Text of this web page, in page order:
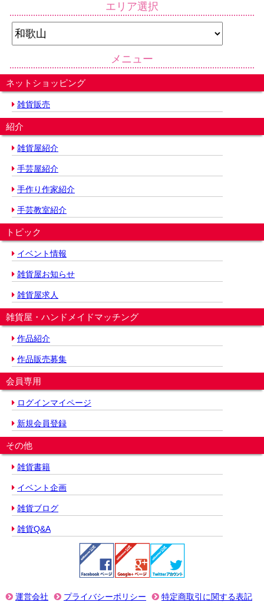
エリア選択
メニュー
ネットショッピング
雑貨販売
紹介
雑貨屋紹介
手芸屋紹介
手作り作家紹介
手芸教室紹介
トピック
イベント情報
雑貨屋お知らせ
雑貨屋求人
雑貨屋・ハンドメイドマッチング
作品紹介
作品販売募集
会員専用
ログインマイページ
新規会員登録
その他
雑貨書籍
イベント企画
雑貨ブログ
雑貨Q&A
運営会社 プライバシーポリシー 特定商取引に関する表記